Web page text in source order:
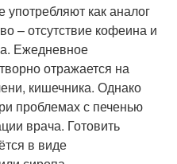
как аналог
– отсутствие кофеина и
Ежедневное
отражается на
кишечника. Однако
проблемах с печенью
врача. Готовить
в виде